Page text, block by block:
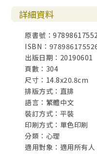
詳細資料
原書號：
ISBN：
出版日期：20190601
頁數：304
尺寸：14.8x20.8cm
排版方式：直排
語言：繁體中文
裝訂方式：平裝
印刷方式：單色印刷
分類：心理
適用對象：適用所有人